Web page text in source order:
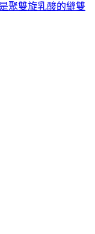
聚雙旋乳酸的縫雙